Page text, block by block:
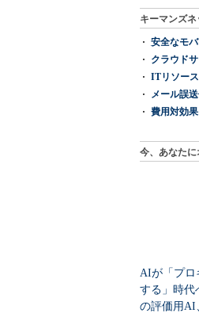
キーマンズ
安全なモ
クラウド
ITリソー
メール誤
費用対効
今、あなたに
AIが「プロ
する」時
の評価用AI